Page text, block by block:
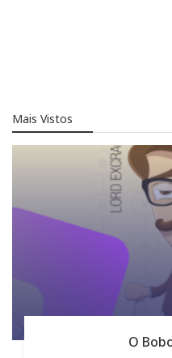
Mais Vistos
O